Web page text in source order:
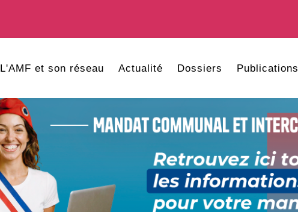
L'AMF et son réseau Actualité Dossiers Publications